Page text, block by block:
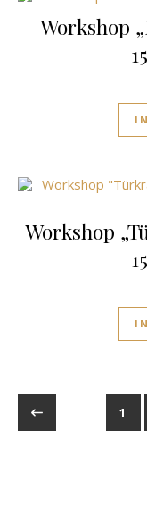
Workshop
Workshop
1